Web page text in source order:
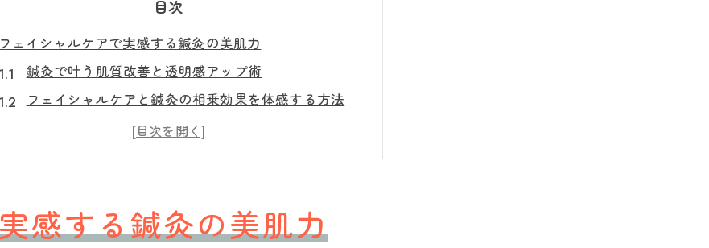
目次
フェイシャルケアで実感する鍼灸の美肌力
鍼灸で叶う肌質改善と透明感アップ術
フェイシャルケアと鍼灸の相乗効果を体感する方法
鍼灸が持つ美肌効果とターンオーバー促進の関係性
鍼灸フェイシャルケアで得られる保湿とハリの変化
自然派美容へ導く鍼灸フェイシャル活用法
鍼灸フェイシャルで無理なく始める自然派美容習慣
感する鍼灸の美肌力